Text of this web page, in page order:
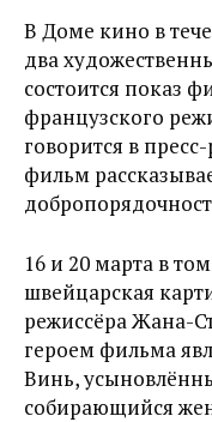
В Доме кино в
два
состоится показ
французского
говорится в
фильм
16 и 20 марта в
швейцарская
режиссёра Жана-
героем фильма
Винь,
собирающийся